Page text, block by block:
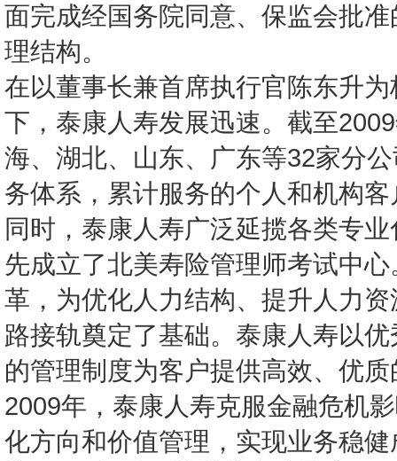
面完成经国务院同意、保监会批
理结构。
在以董事长兼首席执行官陈东升
下，泰康人寿发展迅速。截至
海、湖北、山东、广东等32家分
务体系，累计服务的个人和机构
同时，泰康人寿广泛延揽各类专
先成立了北美寿险管理师考试中
革，为优化人力结构、提升人力
路接轨奠定了基础。泰康人寿以
的管理制度为客户提供高效、优
2009年，泰康人寿克服金融危机
化方向和价值管理，实现业务稳